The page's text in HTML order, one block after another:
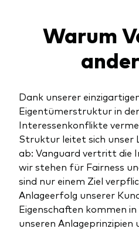
Warum
Dank unserer
Eigentümerstruktur in
Interessenkonflikte
Struktur leitet sich unser
ab: Vanguard vertritt die
wir stehen für Fairness
sind nur einem Ziel
Anlageerfolg unserer
Eigenschaften kommen
unseren Anlageprinzipien